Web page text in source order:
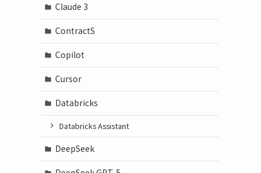
Claude 3
ContractS
Copilot
Cursor
Databricks
Databricks Assistant
DeepSeek